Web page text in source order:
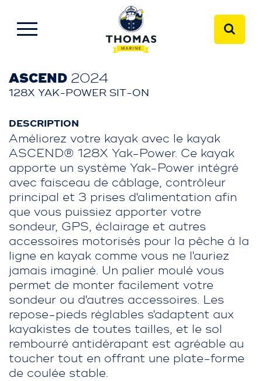
ASCEND 2024
128X YAK-POWER SIT-ON
DESCRIPTION
Améliorez votre kayak avec le kayak
ASCEND® 128X Yak-Power. Ce kayak
apporte un système Yak-Power intégré
avec faisceau de câblage, contrôleur
principal et 3 prises d'alimentation afin
que vous puissiez apporter votre
sondeur, GPS, éclairage et autres
accessoires motorisés pour la pêche à la
ligne en kayak comme vous ne l'auriez
jamais imaginé. Un palier moulé vous
permet de monter facilement votre
sondeur ou d'autres accessoires. Les
repose-pieds réglables s'adaptent aux
kayakistes de toutes tailles, et le sol
rembourré antidérapant est agréable au
toucher tout en offrant une plate-forme
de coulée stable.